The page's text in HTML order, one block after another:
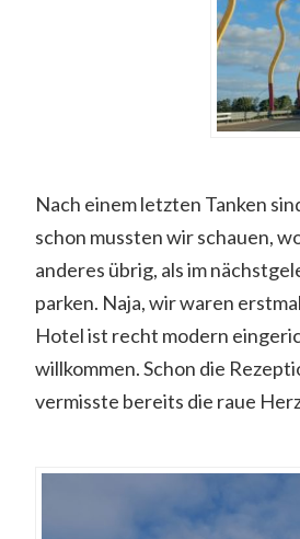
Nach einem letzten Tanken
schon mussten wir schauen,
anderes übrig, als im
parken. Naja, wir waren
Hotel ist recht modern
willkommen. Schon die
vermisste bereits die raue